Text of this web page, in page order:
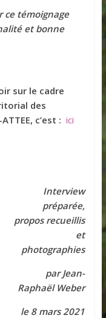
ce témoignage
et bonne
sur le cadre
des
c’est : ici
Interview
préparée,
propos recueillis
et
photographies
par Jean-
Raphaël Weber
le 8 mars 2021